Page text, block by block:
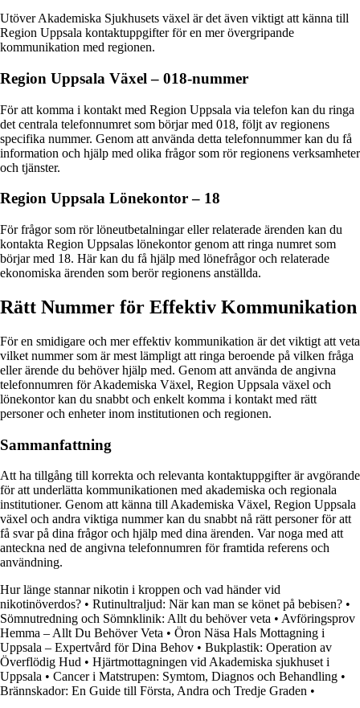
Utöver Akademiska Sjukhusets växel är det även viktigt att känna till
Region Uppsala kontaktuppgifter för en mer övergripande
kommunikation med regionen.
Region Uppsala Växel – 018-nummer
För att komma i kontakt med Region Uppsala via telefon kan du ringa
det centrala telefonnumret som börjar med 018, följt av regionens
specifika nummer. Genom att använda detta telefonnummer kan du få
information och hjälp med olika frågor som rör regionens verksamheter
och tjänster.
Region Uppsala Lönekontor – 18
För frågor som rör löneutbetalningar eller relaterade ärenden kan du
kontakta Region Uppsalas lönekontor genom att ringa numret som
börjar med 18. Här kan du få hjälp med lönefrågor och relaterade
ekonomiska ärenden som berör regionens anställda.
Rätt Nummer för Effektiv Kommunikation
För en smidigare och mer effektiv kommunikation är det viktigt att veta
vilket nummer som är mest lämpligt att ringa beroende på vilken fråga
eller ärende du behöver hjälp med. Genom att använda de angivna
telefonnumren för Akademiska Växel, Region Uppsala växel och
lönekontor kan du snabbt och enkelt komma i kontakt med rätt
personer och enheter inom institutionen och regionen.
Sammanfattning
Att ha tillgång till korrekta och relevanta kontaktuppgifter är avgörande
för att underlätta kommunikationen med akademiska och regionala
institutioner. Genom att känna till Akademiska Växel, Region Uppsala
växel och andra viktiga nummer kan du snabbt nå rätt personer för att
få svar på dina frågor och hjälp med dina ärenden. Var noga med att
anteckna ned de angivna telefonnumren för framtida referens och
användning.
Hur länge stannar nikotin i kroppen och vad händer vid
nikotinöverdos? • Rutinultraljud: När kan man se könet på bebisen? •
Sömnutredning och Sömnklinik: Allt du behöver veta • Avföringsprov
Hemma – Allt Du Behöver Veta • Öron Näsa Hals Mottagning i
Uppsala – Expertvård för Dina Behov • Bukplastik: Operation av
Överflödig Hud • Hjärtmottagningen vid Akademiska sjukhuset i
Uppsala • Cancer i Matstrupen: Symtom, Diagnos och Behandling •
Brännskador: En Guide till Första, Andra och Tredje Graden •